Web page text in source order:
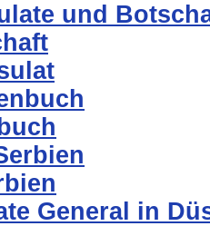
und
General in